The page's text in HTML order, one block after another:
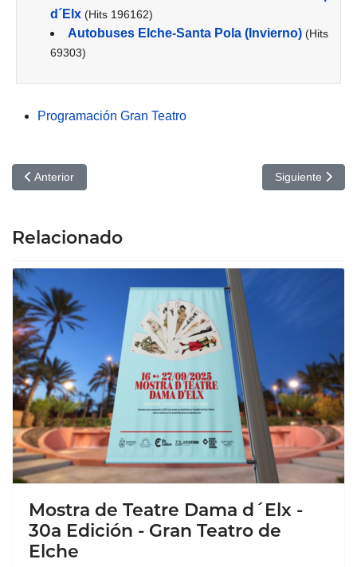
d´Elx (Hits 196162)
Autobuses Elche-Santa Pola (Invierno) (Hits
69303)
Programación Gran Teatro
Artículo anterior: Cantajuego, Burbujas: Gran Teatro de Elche
Anterior Artículo
Siguiente
Relacionado
Mostra de Teatre Dama d´Elx -
30a Edición - Gran Teatro de
Elche